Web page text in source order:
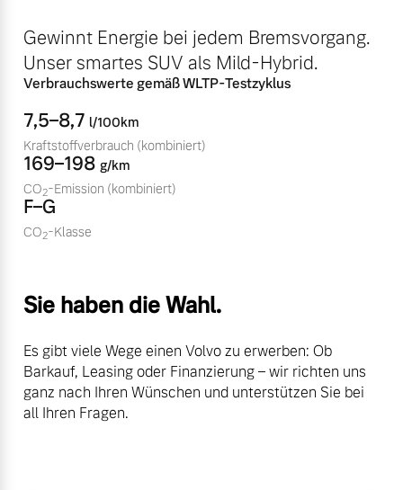
Fahrzeug konfigurieren
Sofort verfügbare Fahrzeuge
Volvo Selekt
Editionsmodelle
Jetzt kennenlernen
Sommer Kompletträder.
Bitte sprechen Sie uns
direkt an.
Finanzierung & Leasing
Versicherung
Gewinnt Energie bei jedem Bremsvorgang.
Unser smartes SUV als Mild-Hybrid.
Verbrauchswerte gemäß WLTP-Testzyklus
7,5–8,7 l/100km
Kraftstoffverbrauch (kombiniert)
169–198 g/km
CO2-Emission (kombiniert)
F–G
CO2-Klasse
Sie haben die Wahl.
Es gibt viele Wege einen Volvo zu erwerben: Ob
Barkauf, Leasing oder Finanzierung – wir richten uns
ganz nach Ihren Wünschen und unterstützen Sie bei
all Ihren Fragen.